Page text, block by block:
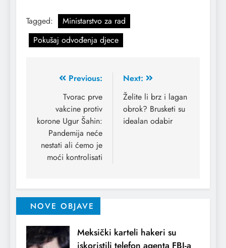
Tagged:
Ministarstvo za rad
Pokušaj odvođenja djece
Previous:
Tvorac prve
vakcine protiv
korone Ugur Šahin:
Pandemija neće
nestati ali ćemo je
moći kontrolisati
Next:
Želite li brz i lagan
obrok? Brusketi su
idealan odabir
NOVE OBJAVE
Meksički karteli hakeri su